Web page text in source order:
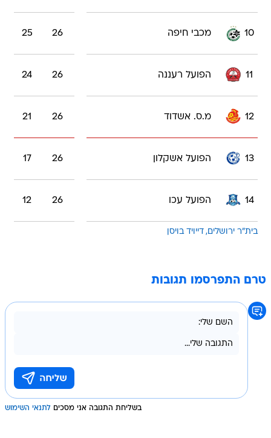
10 מכבי חיפה 26
25
11 הפועל רעננה 26
24
12 מ.ס. אשדוד 26
21
13 הפועל אשקלון 26
17
14 הפועל עכו 26
12
בית"ר ירושלים דייויד בויסן
טרם התפרסמו תגובות
בשליחת התגובה אני מסכים לתנאי השימוש